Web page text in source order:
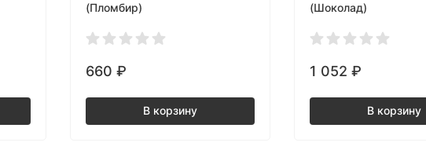
(Пломбир)
660 ₽
В корзину
(Шоколад)
1 052 ₽
В корзину